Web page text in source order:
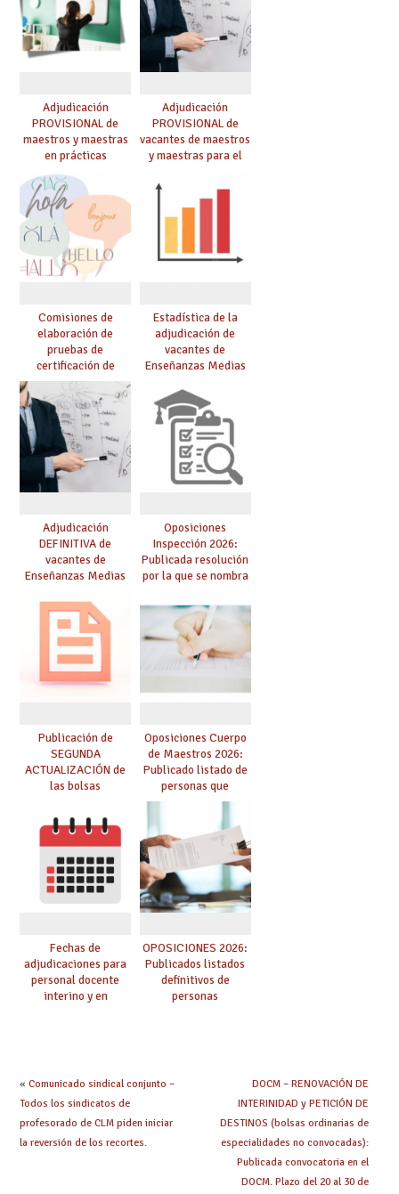
Adjudicación
PROVISIONAL de
maestros y maestras
en prácticas
Adjudicación
PROVISIONAL de
vacantes de maestros
y maestras para el
Comisiones de
elaboración de
pruebas de
certificación de
competencia
lingüística: publicada
resolución definitiva
Estadística de la
adjudicación de
vacantes de
Enseñanzas Medias
Adjudicación
DEFINITIVA de
vacantes de
Enseñanzas Medias
Oposiciones
Inspección 2026:
Publicada resolución
por la que se nombra
prácticas, se regulan
dichas prácticas y se
convoca acto público
de adjudicación
Publicación de
SEGUNDA
ACTUALIZACIÓN de
las bolsas
Cuerpo de Maestros
de especialidades
convocadas a
oposición
Oposiciones Cuerpo
de Maestros 2026:
Publicado listado de
personas que
adquieren nueva
especialidad
Fechas de
adjudicaciones para
personal docente
interino y en
OPOSICIONES 2026:
Publicados listados
definitivos de
personas
« Comunicado sindical conjunto –
Todos los sindicatos de
profesorado de CLM piden iniciar
la reversión de los recortes.
DOCM – RENOVACIÓN DE
INTERINIDAD y PETICIÓN DE
DESTINOS (bolsas ordinarias de
especialidades no convocadas):
Publicada convocatoria en el
DOCM. Plazo del 20 al 30 de